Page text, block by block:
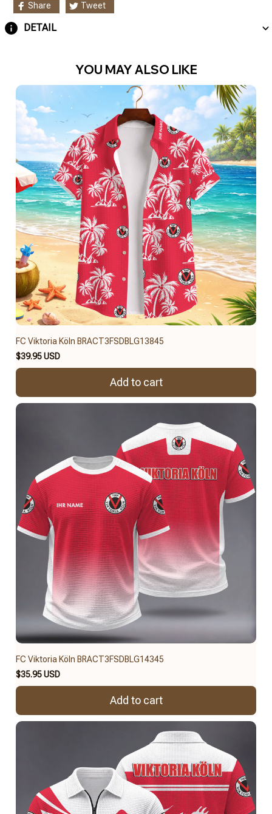
Share Tweet
DETAIL
YOU MAY ALSO LIKE
FC Viktoria Köln BRACT3FSDBLG13845
$39.95 USD
Add to cart
FC Viktoria Köln BRACT3FSDBLG14345
$35.95 USD
Add to cart